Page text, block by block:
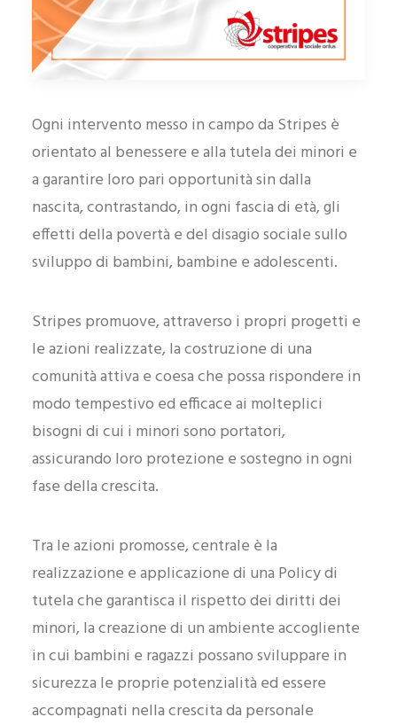
Ogni intervento messo in campo da Stripes è
orientato al benessere e alla tutela dei minori e
a garantire loro pari opportunità sin dalla
nascita, contrastando, in ogni fascia di età, gli
effetti della povertà e del disagio sociale sullo
sviluppo di bambini, bambine e adolescenti.
Stripes promuove, attraverso i propri progetti e
le azioni realizzate, la costruzione di una
comunità attiva e coesa che possa rispondere in
modo tempestivo ed efficace ai molteplici
bisogni di cui i minori sono portatori,
assicurando loro protezione e sostegno in ogni
fase della crescita.
Tra le azioni promosse, centrale è la
realizzazione e applicazione di una Policy di
tutela che garantisca il rispetto dei diritti dei
minori, la creazione di un ambiente accogliente
in cui bambini e ragazzi possano sviluppare in
sicurezza le proprie potenzialità ed essere
accompagnati nella crescita da personale